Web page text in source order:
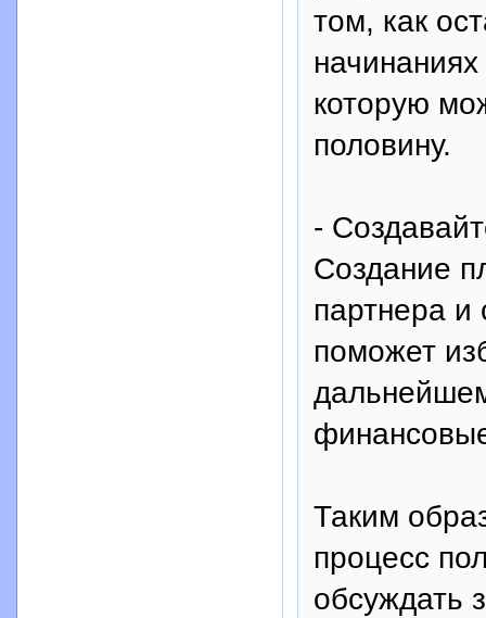
том, как
которую
половину.
-
Создание
партнера и
поможет
Таким
процесс
обсуждать